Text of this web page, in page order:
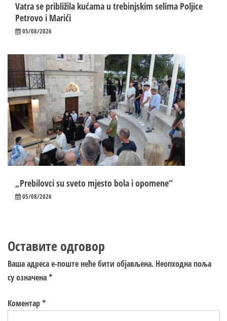
Vatra se približila kućama u trebinjskim selima Poljice
Petrovo i Marići
05/08/2026
„Prebilovci su sveto mjesto bola i opomene“
05/08/2026
Оставите одговор
Ваша адреса е-поште неће бити објављена. Неопходна поља
су означена*
Коментар*